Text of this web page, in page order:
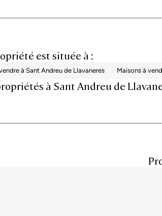
est située à :
à Sant Andreu de Llavaneres Maisons à
à Sant Andreu de